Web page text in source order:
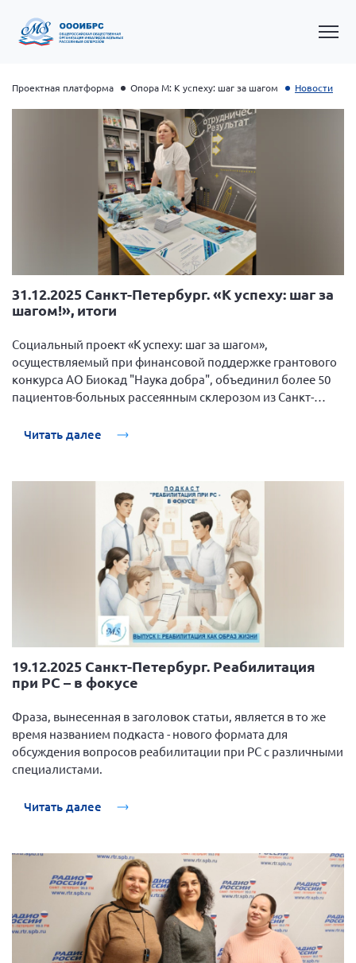
Общероссийская РС
Алтайский край
Архангельская область
Брянская область
Владимирская область
Волгоградская область
Воронежская область
Калининградская область
Кировская область
Краснодарский край
Красноярский край
Липецкая область
Ленинградская область
Московская область
Мурманская область
Новгородская область
Новосибирская область
Омская область
Оренбургская область
Республика Башкортостан
Республика Бурятия
Республика Карелия
Республика Калмыкия
Республика Хакасия
Проектная платформа Опора М: К успеху: шаг за шагом Новости
31.12.2025 Санкт-Петербург. «К успеху: шаг за
шагом!», итоги
Социальный проект «К успеху: шаг за шагом»,
осуществляемый при финансовой поддержке грантового
конкурса АО Биокад "Наука добра", объединил более 50
пациентов-больных рассеянным склерозом из Санкт-
Читать далее
19.12.2025 Санкт-Петербург. Реабилитация
при РС – в фокусе
Фраза, вынесенная в заголовок статьи, является в то же
время названием подкаста - нового формата для
обсуждения вопросов реабилитации при РС с различными
специалистами.
Читать далее